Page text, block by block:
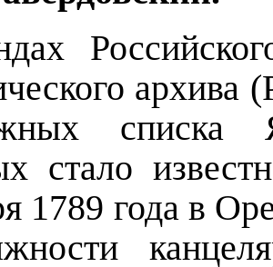
списка
стало
1789 года в